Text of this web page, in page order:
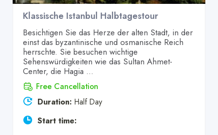
Klassische Istanbul Halbtagestour
Besichtigen Sie das Herze der alten Stadt, in der
einst das byzantinische und osmanische Reich
herrschte. Sie besuchen wichtige
Sehenswürdigkeiten wie das Sultan Ahmet-
Center, die Hagia ...
Free Cancellation
Duration: Half Day
Start time: